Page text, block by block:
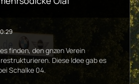
finden, den gnzen Verein
Diese Idee gab es
Schalke 04.